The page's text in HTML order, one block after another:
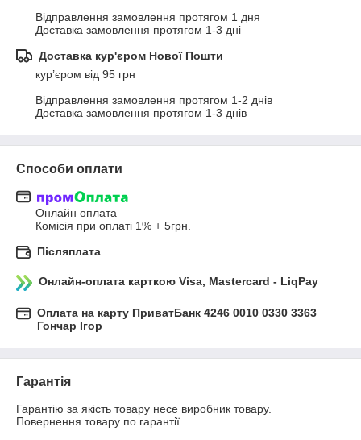
Відправлення замовлення протягом 1 дня
Доставка замовлення протягом 1-3 дні
Доставка кур'єром Нової Пошти
кур’єром від 95 грн
Відправлення замовлення протягом 1-2 днів
Доставка замовлення протягом 1-3 днів
Способи оплати
Онлайн оплата
Комісія при оплаті 1% + 5грн.
Післяплата
Онлайн-оплата карткою Visa, Mastercard - LiqPay
Оплата на карту ПриватБанк 4246 0010 0330 3363
Гончар Ігор
Гарантія
Гарантію за якість товару несе виробник товару.
Повернення товару по гарантії.